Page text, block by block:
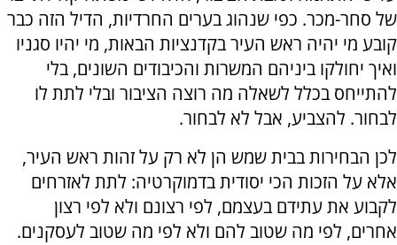
של סחר-מכר. כפי שנהוג בערים החרדיות, הדיל הזה כבר
קובע מי יהיה ראש העיר בקדנציות הבאות, מי יהיו סגניו
ואיך יחולקו ביניהם המשרות והכיבודים השונים, בלי
להתייחס בכלל לשאלה מה רוצה הציבור ובלי לתת לו
לבחור. להצביע, אבל לא לבחור.
לכן הבחירות בבית שמש הן לא רק על זהות ראש העיר,
אלא על הזכות הכי יסודית בדמוקרטיה: לתת לאזרחים
לקבוע את עתידם בעצמם, לפי רצונם ולא לפי רצון
אחרים, לפי מה שטוב להם ולא לפי מה שטוב לעסקנים.